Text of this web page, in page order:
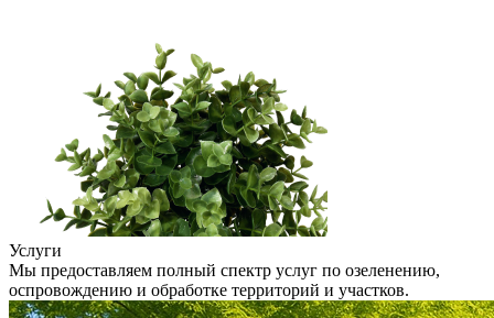
Услуги
Мы предоставляем полный спектр услуг по озеленению,
оспровождению и обработке территорий и участков.